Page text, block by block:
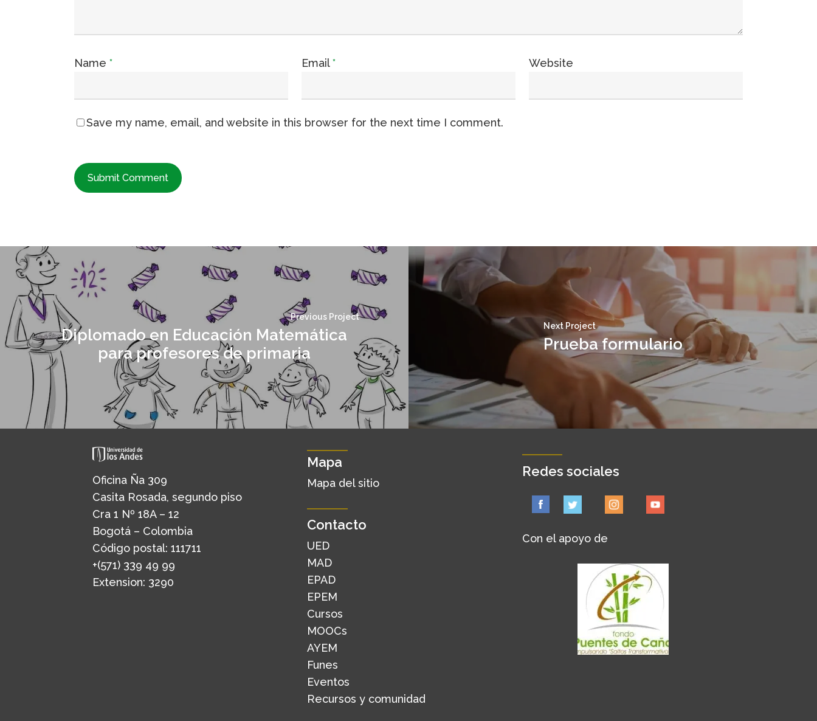
Name * Email* Website
Save my name, email, and website in this browser for the next time I comment.
Previous Project
Diplomado en Educación Matemática
para profesores de primaria
Next Project
Prueba formulario
Oficina Ña 309
Casita Rosada, segundo piso
Cra 1 Nº 18A – 12
Bogotá – Colombia
Código postal: 111711
+(571) 339 49 99
Extension: 3290
Mapa
Mapa del sitio
Contacto
UED
MAD
EPAD
EPEM
Cursos
MOOCs
AYEM
Funes
Eventos
Recursos y comunidad
Redes sociales
Con el apoyo de